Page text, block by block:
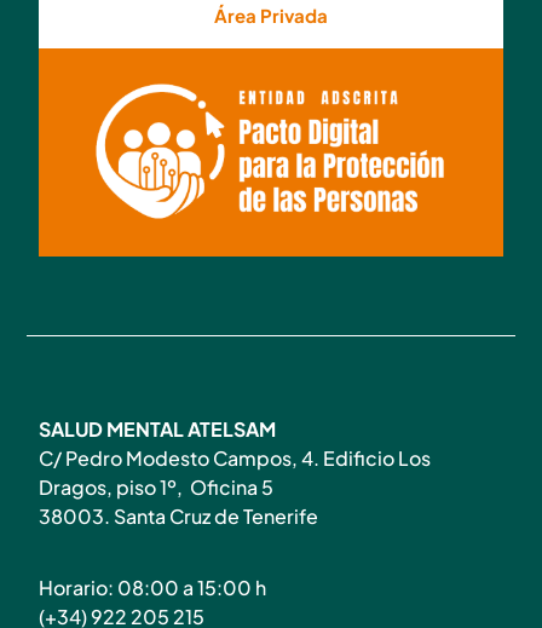
Área Privada
SALUD MENTAL ATELSAM
C/ Pedro Modesto Campos, 4. Edificio Los
Dragos, piso 1º, Oficina 5
38003. Santa Cruz de Tenerife
Horario: 08:00 a 15:00 h
(+34) 922 205 215